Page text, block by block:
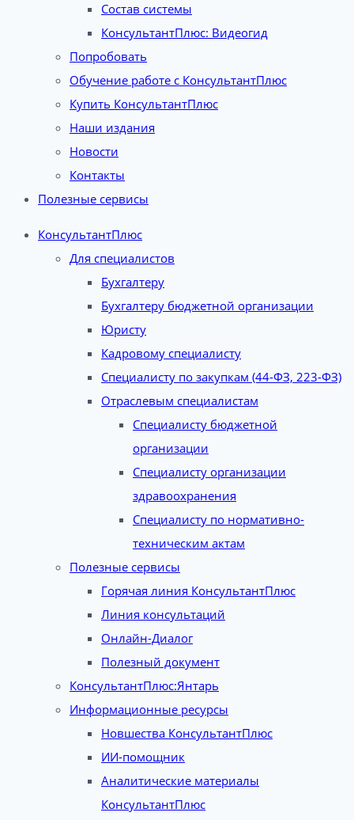
Состав системы
КонсультантПлюс: Видеогид
Попробовать
Обучение работе с КонсультантПлюс
Купить КонсультантПлюс
Наши издания
Новости
Контакты
Полезные сервисы
КонсультантПлюс
Для специалистов
Бухгалтеру
Бухгалтеру бюджетной организации
Юристу
Кадровому специалисту
Специалисту по закупкам (44-ФЗ, 223-ФЗ)
Отраслевым специалистам
Специалисту бюджетной
организации
Специалисту организации
здравоохранения
Специалисту по нормативно-
техническим актам
Полезные сервисы
Горячая линия КонсультантПлюс
Линия консультаций
Онлайн-Диалог
Полезный документ
КонсультантПлюс:Янтарь
Информационные ресурсы
Новшества КонсультантПлюс
ИИ-помощник
Аналитические материалы
КонсультантПлюс